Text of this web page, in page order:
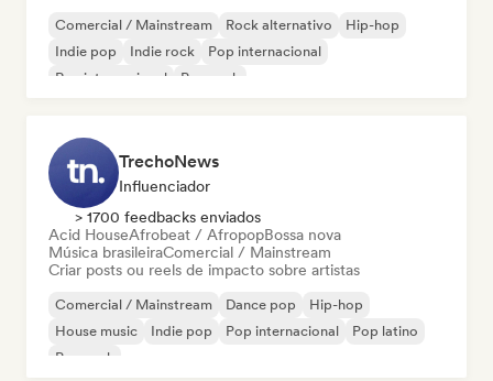
Comercial / Mainstream Rock alternativo
Hip-hop
Indie pop
Indie rock
Pop internacional
Rap internacional
Pop rock
TrechoNews
Influenciador
> 1700 feedbacks enviados
Acid HouseAfrobeat / AfropopBossa nova
Música brasileiraComercial / Mainstream
Criar posts ou reels de impacto sobre artistas
Comercial / Mainstream Dance pop
Hip-hop
House music
Indie pop Pop internacional
Pop latino
Pop rock